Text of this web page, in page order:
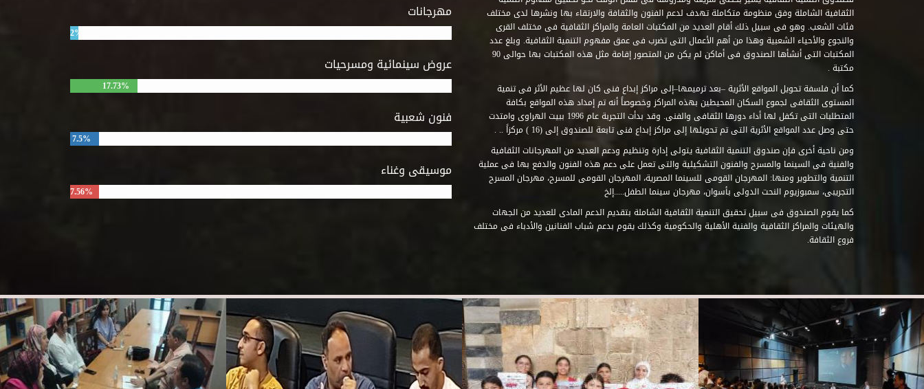
مهرجانات
2%
عروض سينمائية ومسرحيات
17.73%
فنون شعبية
7.5%
موسيقى وغناء
7.56%
الثقافية الشاملة وفق منظومة متكاملة تهدف لدعم الفنون والثقافة والارتقاء بها ونشرها لدى مختلف
فئات الشعب. وهو فى سبيل ذلك أقام العديد من المكتبات العامة والمراكز الثقافية فى مختلف القرى
والنجوع والأحياء الشعبية وهذا من أهم الأعمال التى تضرب فى عمق مفهوم التنمية الثقافية. وبلغ عدد
المكتبات التى أنشأها الصندوق فى أماكن لم يكن من المتصور إقامة مثل هذه المكتبات بها حوالى 90
مكتبة .
كما أن فلسفة تحويل المواقع الأثرية –بعد ترميمها–إلى مراكز إبداع فنى كان لها عظيم الأثر فى تنمية
المستوى الثقافى لجموع السكان المحيطين بهذه المراكز وخصوصاً أنه تم إمداد هذه المواقع بكافة
المتطلبات التى تكفل لها أداء دورها الثقافى والفنى. وقد بدأت التجربة عام 1996 ببيت الهراوى وامتدت
حتى وصل عدد المواقع الأثرية التى تم تحويلها إلى مراكز إبداع فنى تابعة للصندوق إلى (16 ) مركزاً .. .
ومن ناحية أخرى فإن صندوق التنمية الثقافية يتولى إدارة وتنظيم ودعم العديد من المهرجانات الثقافية
والفنية فى السينما والمسرح والفنون التشكيلية والتى تعمل على دعم هذه الفنون والدفع بها فى عملية
التنمية والتطوير ومنها: المهرجان القومى للسينما المصرية، المهرجان القومى للمسرح، مهرجان المسرح
التجريبى، سمبوزيوم النحت الدولى بأسوان، مهرجان سينما الطفل.....إلخ
كما يقوم الصندوق فى سبيل تحقيق التنمية الثقافية الشاملة بتقديم الدعم المادى للعديد من الجهات
والهيئات والمراكز الثقافية والفنية الأهلية والحكومية وكذلك يقوم بدعم شباب الفنانين والأدباء فى مختلف
فروع الثقافة.